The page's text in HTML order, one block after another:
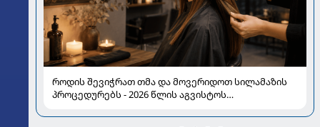
როდის შევიჭრათ თმა და მოვერიდოთ სილამაზის
პროცედურებს - 2026 წლის აგვისტოს